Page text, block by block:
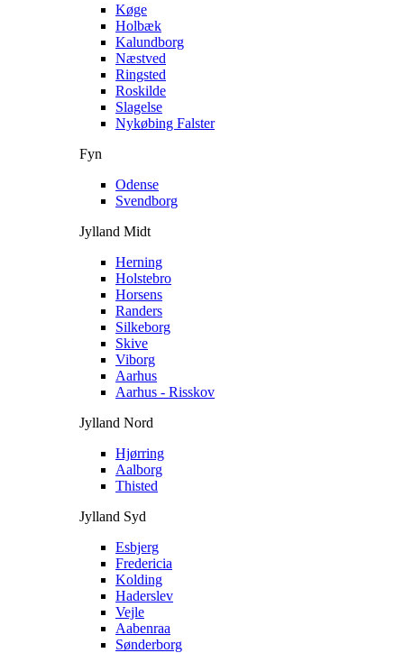
Køge
Holbæk
Kalundborg
Næstved
Ringsted
Roskilde
Slagelse
Nykøbing Falster
Fyn
Odense
Svendborg
Jylland Midt
Herning
Holstebro
Horsens
Randers
Silkeborg
Skive
Viborg
Aarhus
Aarhus - Risskov
Jylland Nord
Hjørring
Aalborg
Thisted
Jylland Syd
Esbjerg
Fredericia
Kolding
Haderslev
Vejle
Aabenraa
Sønderborg